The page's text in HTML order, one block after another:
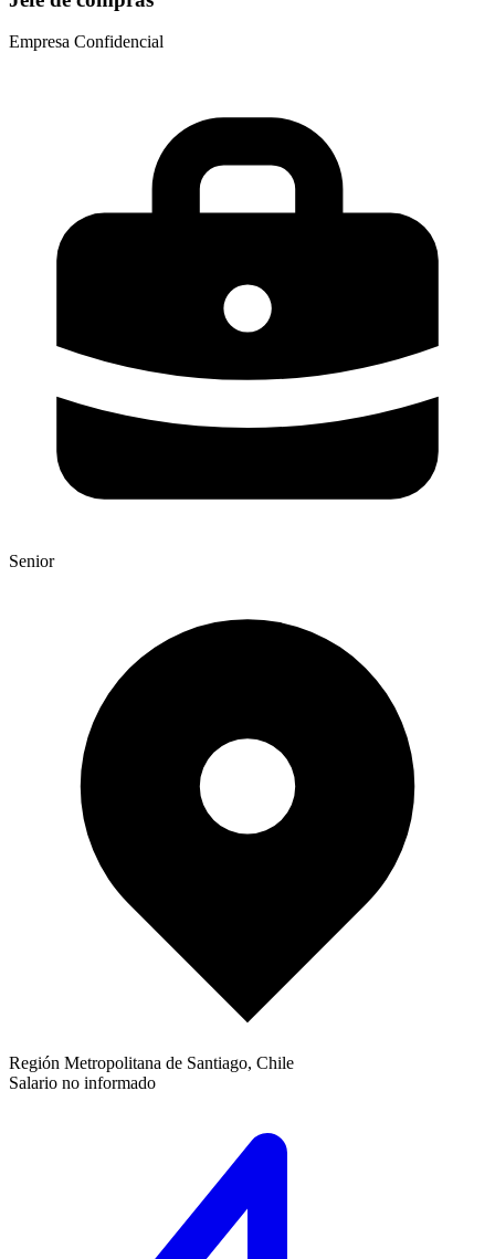
Empresa Confidencial
Senior
Región Metropolitana de Santiago, Chile
Salario no informado